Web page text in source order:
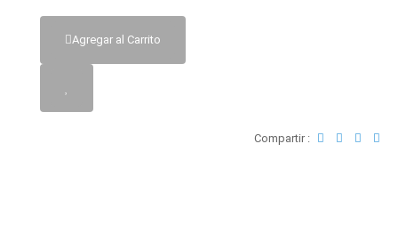
Agregar al Carrito
Compartir :